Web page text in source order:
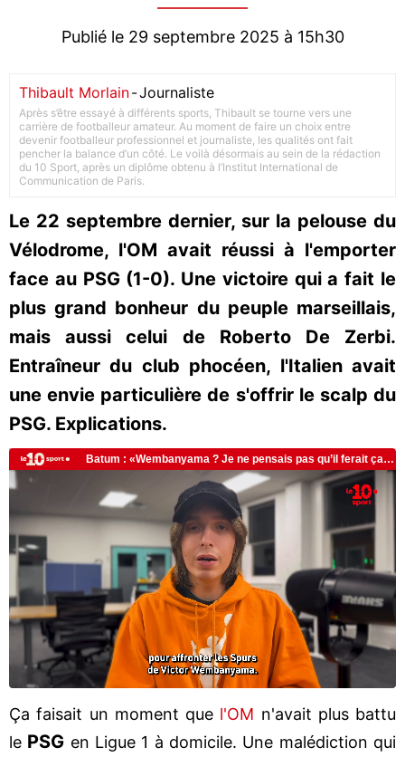
Publié le 29 septembre 2025 à 15h30
Thibault Morlain-Journaliste
Après s’être essayé à différents sports, Thibault se tourne vers une
carrière de footballeur amateur. Au moment de faire un choix entre
devenir footballeur professionnel et journaliste, les qualités ont fait
pencher la balance d’un côté. Le voilà désormais au sein de la rédaction
du 10 Sport, après un diplôme obtenu à l’Institut International de
Communication de Paris.
Le 22 septembre dernier, sur la pelouse du
Vélodrome, l'OM avait réussi à l'emporter
face au PSG (1-0). Une victoire qui a fait le
plus grand bonheur du peuple marseillais,
mais aussi celui de Roberto De Zerbi.
Entraîneur du club phocéen, l'Italien avait
une envie particulière de s'offrir le scalp du
PSG. Explications.
Ça faisait un moment que l'OM n'avait plus battu
le PSG en Ligue 1 à domicile. Une malédiction qui